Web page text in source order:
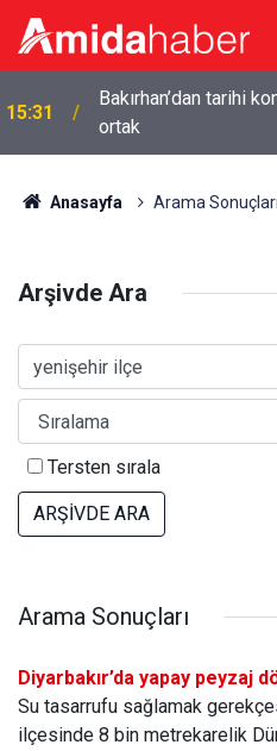
15:31
Bakırhan’dan tarihi
ortak
Anasayfa Arama Sonuçları
Arşivde Ara
Tersten sırala
ARŞİVDE ARA
Arama Sonuçları
Diyarbakır’da yapay peyzaj
Su tasarrufu sağlamak
ilçesinde 8 bin metrekarelik